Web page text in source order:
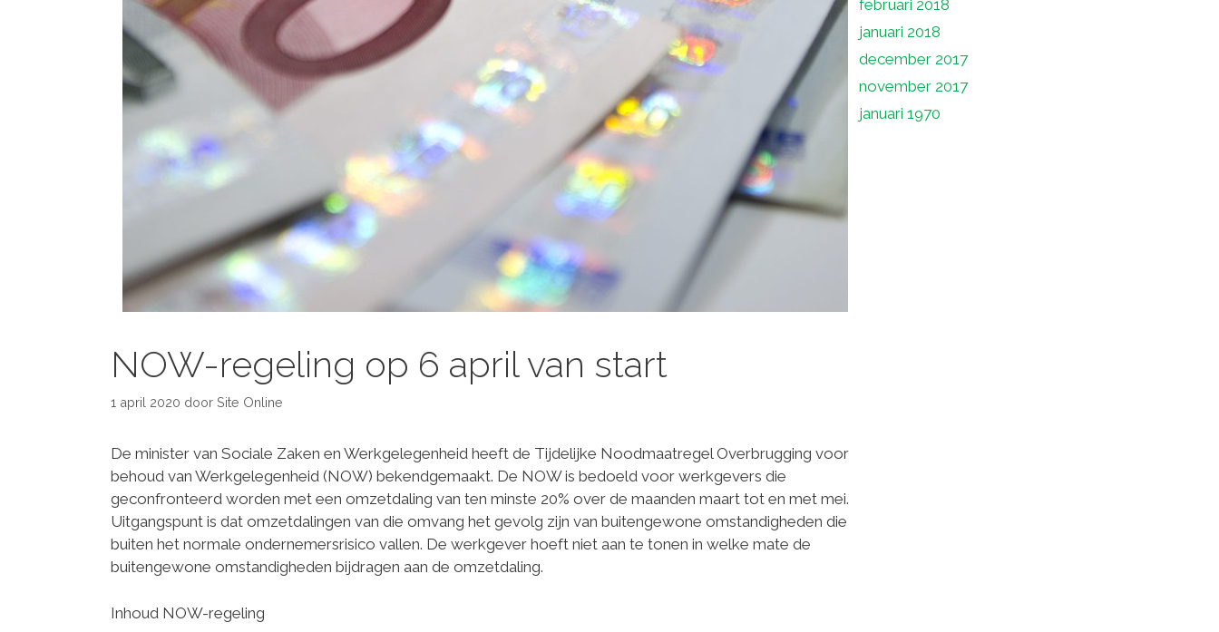
NOW-regeling op 6 april van start
1 april 2020 door Site Online
De minister van Sociale Zaken en Werkgelegenheid heeft de Tijdelijke Noodmaatregel Overbrugging voor
behoud van Werkgelegenheid (NOW) bekendgemaakt. De NOW is bedoeld voor werkgevers die
geconfronteerd worden met een omzetdaling van ten minste 20% over de maanden maart tot en met mei.
Uitgangspunt is dat omzetdalingen van die omvang het gevolg zijn van buitengewone omstandigheden die
buiten het normale ondernemersrisico vallen. De werkgever hoeft niet aan te tonen in welke mate de
buitengewone omstandigheden bijdragen aan de omzetdaling.
Inhoud NOW-regeling
februari 2018
januari 2018
december 2017
november 2017
januari 1970